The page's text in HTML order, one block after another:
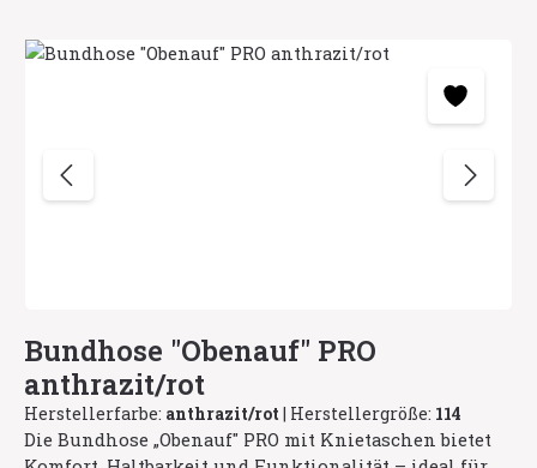
Bildergalerie überspringen
Bundhose "Obenauf" PRO
anthrazit/rot
Herstellerfarbe: anthrazit/rot | Herstellergröße: 114
Die Bundhose „Obenauf" PRO mit Knietaschen bietet